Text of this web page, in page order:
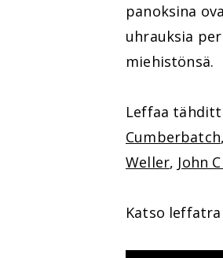
panoksina
uhrauksia
miehistönsä.
Leffaa
Cumberbatch
Weller, John
Katso